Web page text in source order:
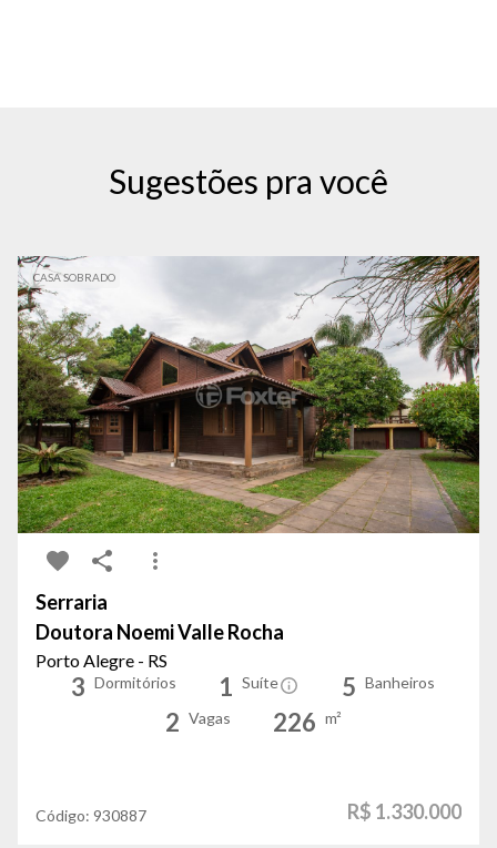
Sugestões pra você
CASA SOBRADO
Serraria
Doutora Noemi Valle Rocha
Porto Alegre - RS
3 Dormitórios 1 Suíte 5 Banheiros
2 Vagas 226 m²
Código: 930887 R$ 1.330.000